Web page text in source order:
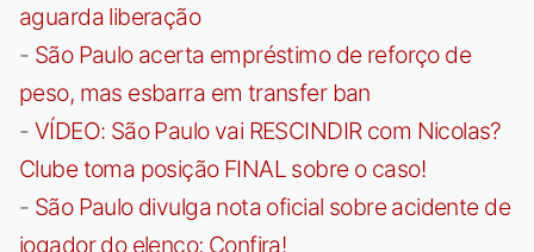
aguarda liberação
- São Paulo acerta empréstimo de reforço de
peso, mas esbarra em transfer ban
- VÍDEO: São Paulo vai RESCINDIR com Nicolas?
Clube toma posição FINAL sobre o caso!
- São Paulo divulga nota oficial sobre acidente de
jogador do elenco; Confira!